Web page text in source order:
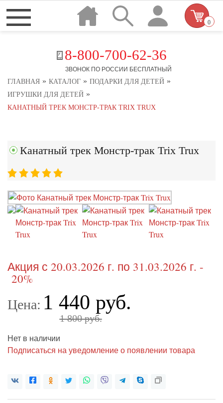
8-800-700-62-36
ЗВОНОК ПО РОССИИ БЕСПЛАТНЫЙ
0
ГЛАВНАЯ » КАТАЛОГ » ПОДАРКИ ДЛЯ ДЕТЕЙ »
ИГРУШКИ ДЛЯ ДЕТЕЙ »
КАНАТНЫЙ ТРЕК МОНСТР-ТРАК TRIX TRUX
Канатный трек Монстр-трак Trix Trux
Акция с 20.03.2026 г. по 31.03.2026 г. -
20%
Цена: 1 440 руб.
1 800 руб.
Нет в наличии
Подписаться на уведомление о появлении товара